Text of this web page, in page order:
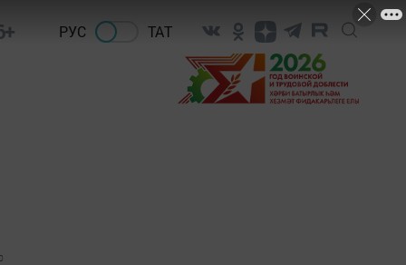
РУС ТАТ
0